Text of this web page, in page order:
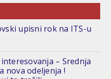
upisni rok na ITS-u
– Srednja
nova odeljenja !